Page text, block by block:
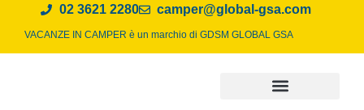
02 3621 2280 camper@global-gsa.com
VACANZE IN CAMPER è un marchio di GDSM GLOBAL GSA